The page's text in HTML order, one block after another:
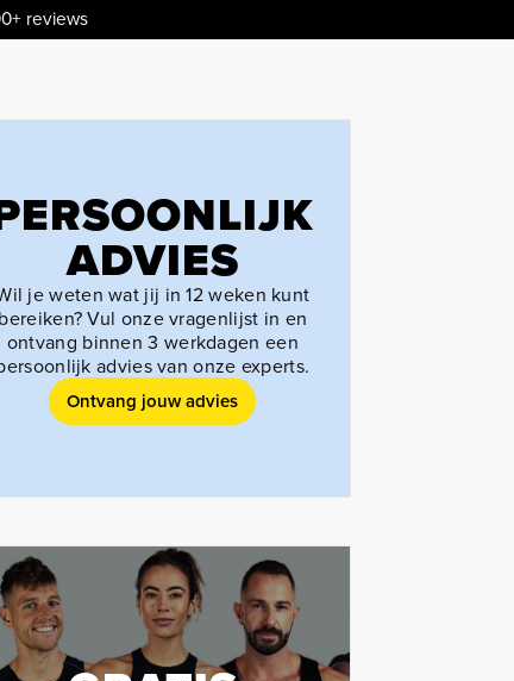
reviews
ADVIES
je weten wat jij in 12 weken kunt
bereiken? Vul onze vragenlijst in en
ontvang binnen 3 werkdagen een
advies van onze experts.
Ontvang jouw advies